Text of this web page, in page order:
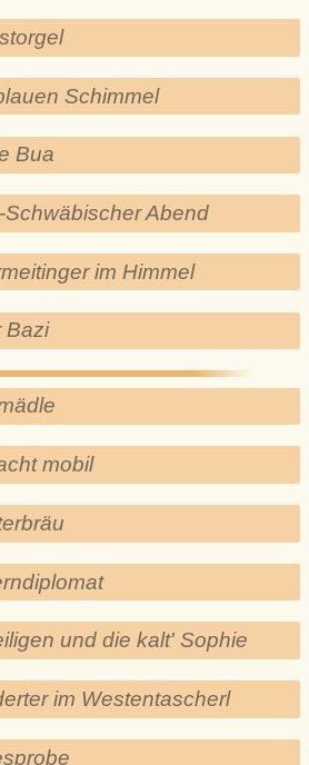
Schimmel
Bua
Schwäbischer Abend
im Himmel
Bazi
mobil
und die kalt' Sophie
im Westentascherl